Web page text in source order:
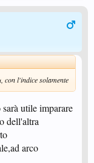
con l'indice solamente
utile imparare
dell'altra
arco